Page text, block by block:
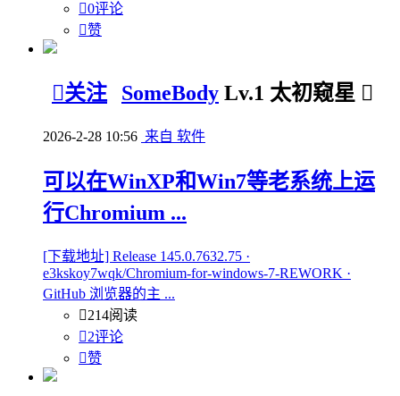
0评论
赞
关注 SomeBody Lv.1 太初窥星 
2026-2-28 10:56 来自 软件
可以在WinXP和Win7等老系统上运
行Chromium ...
[下载地址] Release 145.0.7632.75 ·
e3kskoy7wqk/Chromium-for-windows-7-REWORK ·
GitHub 浏览器的主 ...
214阅读
2评论
赞